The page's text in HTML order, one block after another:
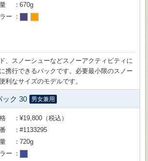
670g
ー
、スノーシューなどスノーアクティビティに
携行できるパックです。必要最小限のスノー
利なサイズのモデルです。
ック 30 男女兼用
¥19,800（税込）
#1133295
720g
ー